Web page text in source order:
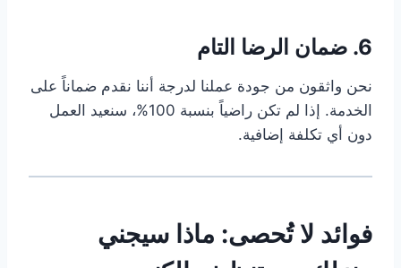
6. ضمان الرضا التام
نحن واثقون من جودة عملنا لدرجة أننا نقدم ضماناً على
الخدمة. إذا لم تكن راضياً بنسبة 100%، سنعيد العمل
دون أي تكلفة إضافية.
فوائد لا تُحصى: ماذا سيجني